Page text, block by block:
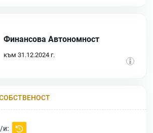
Финансова Автономност
към 31.12.2024 г.
и: